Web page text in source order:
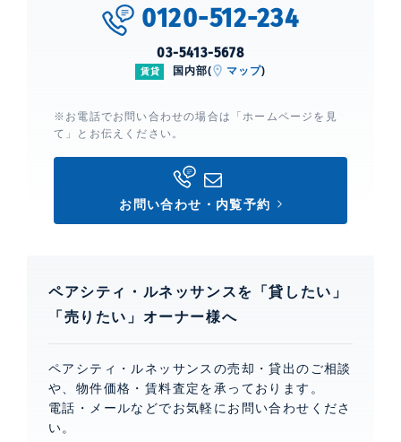
0120-512-234
03-5413-5678
賃貸 国内部( マップ)
※お電話でお問い合わせの場合は「ホームページを見
て」とお伝えください。
お問い合わせ・内覧予約
ペアシティ・ルネッサンスを「貸したい」
「売りたい」オーナー様へ
ペアシティ・ルネッサンスの売却・貸出のご相談
や、物件価格・賃料査定を承っております。
電話・メールなどでお気軽にお問い合わせくださ
い。